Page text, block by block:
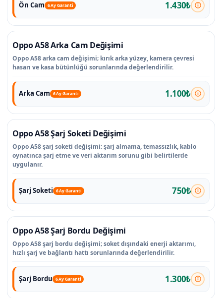
Ön Cam 6 Ay Garanti 1.430₺
Oppo A58 Arka Cam Değişimi
Oppo A58 arka cam değişimi; kırık arka yüzey, kamera çevresi
hasarı ve kasa bütünlüğü sorunlarında değerlendirilir.
Arka Cam 6 Ay Garanti 1.100₺
Oppo A58 Şarj Soketi Değişimi
Oppo A58 şarj soketi değişimi; şarj almama, temassızlık, kablo
oynatınca şarj etme ve veri aktarım sorunu gibi belirtilerde
uygulanır.
Şarj Soketi 6 Ay Garanti 750₺
Oppo A58 Şarj Bordu Değişimi
Oppo A58 şarj bordu değişimi; soket dışındaki enerji aktarımı,
hızlı şarj ve bağlantı hattı sorunlarında değerlendirilir.
Şarj Bordu 6 Ay Garanti 1.300₺